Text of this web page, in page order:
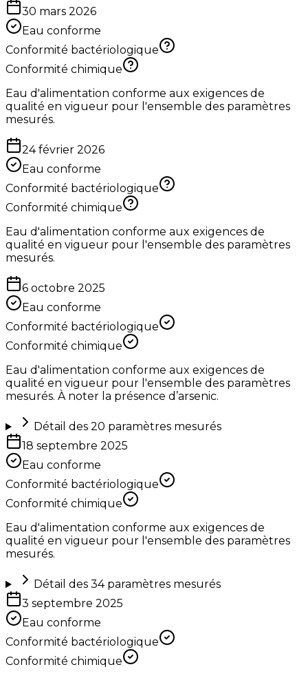
30 mars 2026
Eau conforme
Conformité bactériologique
Conformité chimique
Eau d'alimentation conforme aux exigences de
qualité en vigueur pour l'ensemble des paramètres
mesurés.
24 février 2026
Eau conforme
Conformité bactériologique
Conformité chimique
Eau d'alimentation conforme aux exigences de
qualité en vigueur pour l'ensemble des paramètres
mesurés.
6 octobre 2025
Eau conforme
Conformité bactériologique
Conformité chimique
Eau d'alimentation conforme aux exigences de
qualité en vigueur pour l'ensemble des paramètres
mesurés. À noter la présence d’arsenic.
Détail des 20 paramètres mesurés
18 septembre 2025
Eau conforme
Conformité bactériologique
Conformité chimique
Eau d'alimentation conforme aux exigences de
qualité en vigueur pour l'ensemble des paramètres
mesurés.
Détail des 34paramètres mesurés
3 septembre 2025
Eau conforme
Conformité bactériologique
Conformité chimique